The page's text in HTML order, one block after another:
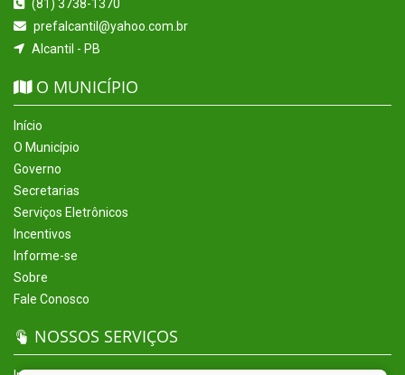
(81) 3738-1370
prefalcantil@yahoo.com.br
Alcantil - PB
O MUNICÍPIO
Início
O Município
Governo
Secretarias
Serviços Eletrônicos
Incentivos
Informe-se
Sobre
Fale Conosco
NOSSOS SERVIÇOS